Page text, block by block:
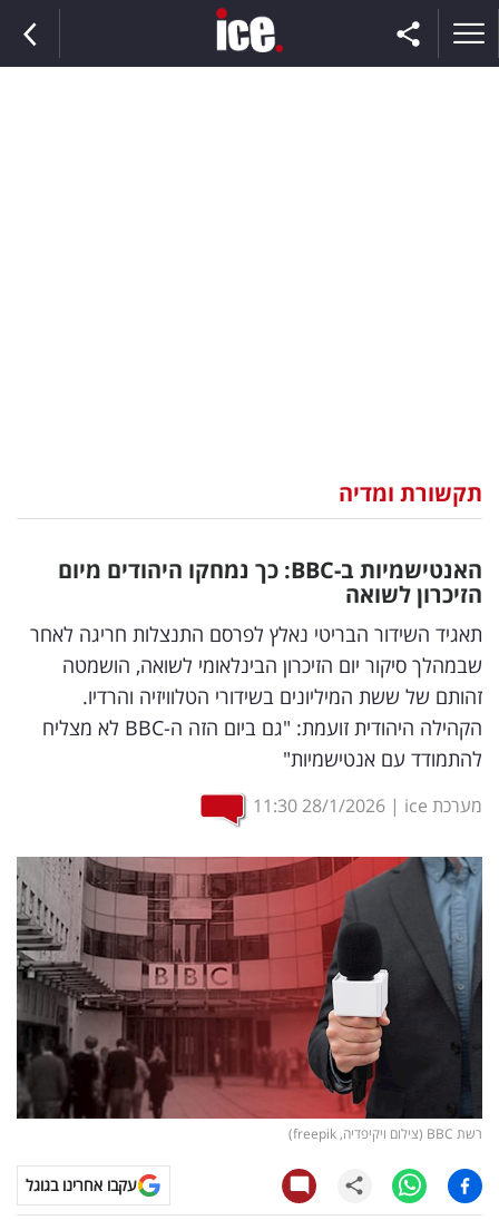
וצרכנות
דיגיטל
וטק
שיווק
ופרסום
משפט
מדדים
ומחקרים
דעות
רכילות
עסקית
קריפטו
ויראלי
טלוויזיה
עסקי
תקשורת ומדיה
האנטישמיות ב-BBC: כך נמחקו היהודים מיום
הזיכרון לשואה
תאגיד השידור הבריטי נאלץ לפרסם התנצלות חריגה לאחר
שבמהלך סיקור יום הזיכרון הבינלאומי לשואה, הושמטה
זהותם של ששת המיליונים בשידורי הטלוויזיה והרדיו.
הקהילה היהודית זועמת: "גם ביום הזה ה-BBC לא מצליח
להתמודד עם אנטישמיות"
מערכת ice |
28/1/2026
11:30
רשת BBC (צילום ויקיפדיה, freepik)
עקבו אחרינו בגוגל